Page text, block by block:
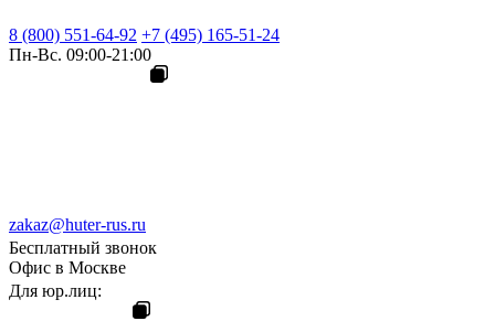
8 (800) 551-64-92 +7 (495) 165-51-24
Пн-Вс. 09:00-21:00
zakaz@huter-rus.ru
Бесплатный звонок
Офис в Москве
Для юр.лиц: